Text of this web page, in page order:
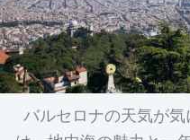
バルセロナの天気が